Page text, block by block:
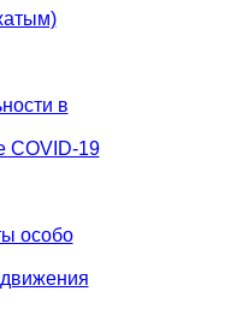
в
COVID-19
особо